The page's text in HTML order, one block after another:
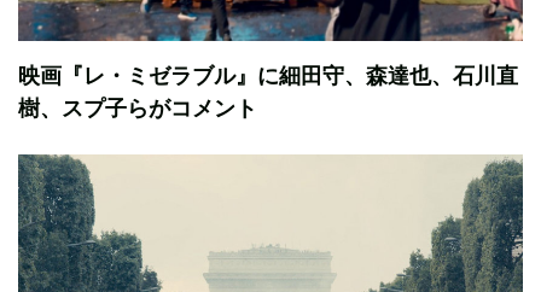
映画『レ・ミゼラブル』に細田守、森達也、石川直
樹、スプ子らがコメント